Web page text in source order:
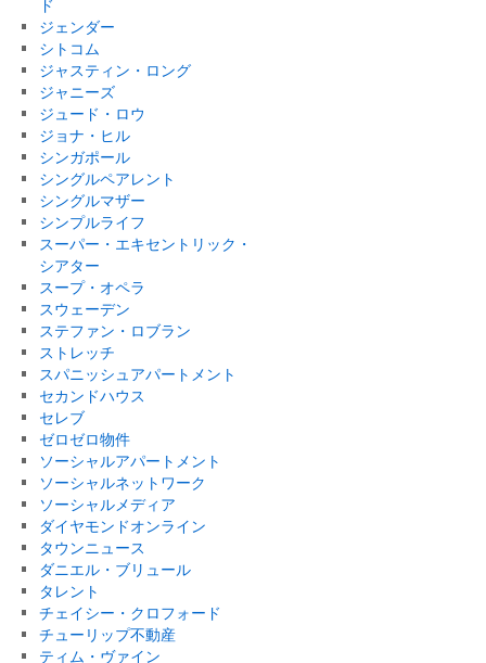
ド
ジェンダー
シトコム
ジャスティン・ロング
ジャニーズ
ジュード・ロウ
ジョナ・ヒル
シンガポール
シングルペアレント
シングルマザー
シンプルライフ
スーパー・エキセントリック・
シアター
スープ・オペラ
スウェーデン
ステファン・ロブラン
ストレッチ
スパニッシュアパートメント
セカンドハウス
セレブ
ゼロゼロ物件
ソーシャルアパートメント
ソーシャルネットワーク
ソーシャルメディア
ダイヤモンドオンライン
タウンニュース
ダニエル・ブリュール
タレント
チェイシー・クロフォード
チューリップ不動産
ティム・ヴァイン